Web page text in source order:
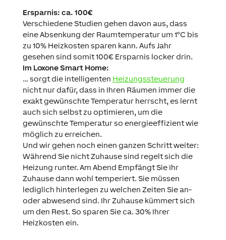
Ersparnis: ca. 100€
Verschiedene Studien gehen davon aus, dass
eine Absenkung der Raumtemperatur um 1°C bis
zu 10% Heizkosten sparen kann. Aufs Jahr
gesehen sind somit 100€ Ersparnis locker drin.
Im Loxone Smart Home:
… sorgt die intelligenten Heizungssteuerung
nicht nur dafür, dass in Ihren Räumen immer die
exakt gewünschte Temperatur herrscht, es lernt
auch sich selbst zu optimieren, um die
gewünschte Temperatur so energieeffizient wie
möglich zu erreichen.
Und wir gehen noch einen ganzen Schritt weiter:
Während Sie nicht Zuhause sind regelt sich die
Heizung runter. Am Abend Empfängt Sie Ihr
Zuhause dann wohl temperiert. Sie müssen
lediglich hinterlegen zu welchen Zeiten Sie an-
oder abwesend sind. Ihr Zuhause kümmert sich
um den Rest. So sparen Sie ca. 30% Ihrer
Heizkosten ein.